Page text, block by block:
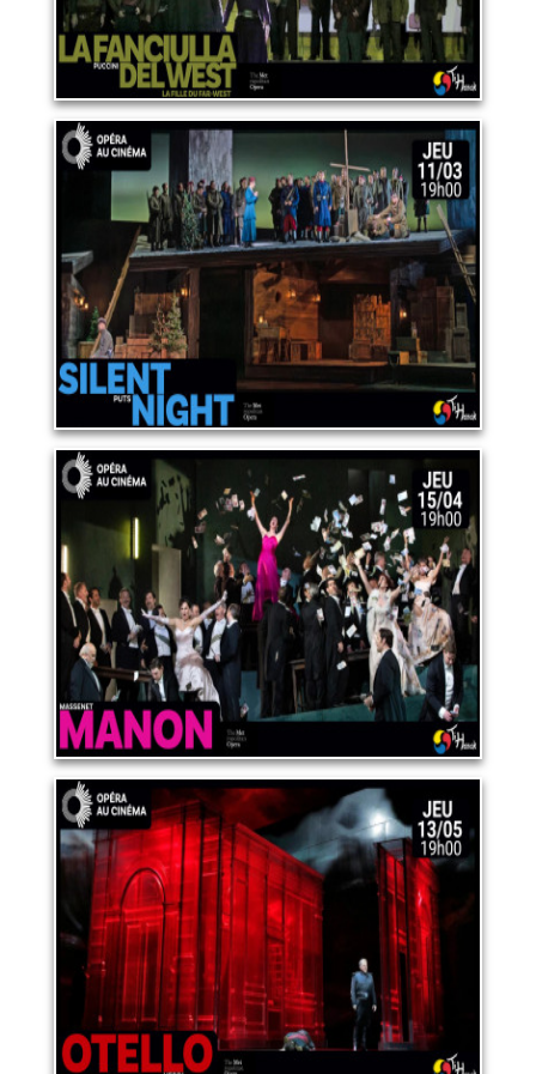
OPERA "SILENT NIGHT"
11 mars 2027
LIRE PLUS
OPERA "MANON"
15 avril 2027
LIRE PLUS
OPERA "OTELLO"
13 mai 2027
LIRE PLUS